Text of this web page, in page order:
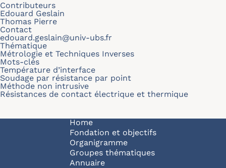
Contributeurs
Edouard Geslain
Thomas Pierre
Contact
edouard.geslain@univ-ubs.fr
Thématique
Métrologie et Techniques Inverses
Mots-clés
Température d’interface
Soudage par résistance par point
Méthode non intrusive
Résistances de contact électrique et thermique
Navigation principale
Home
Fondation et objectifs
Organigramme
Groupes thématiques
Annuaire